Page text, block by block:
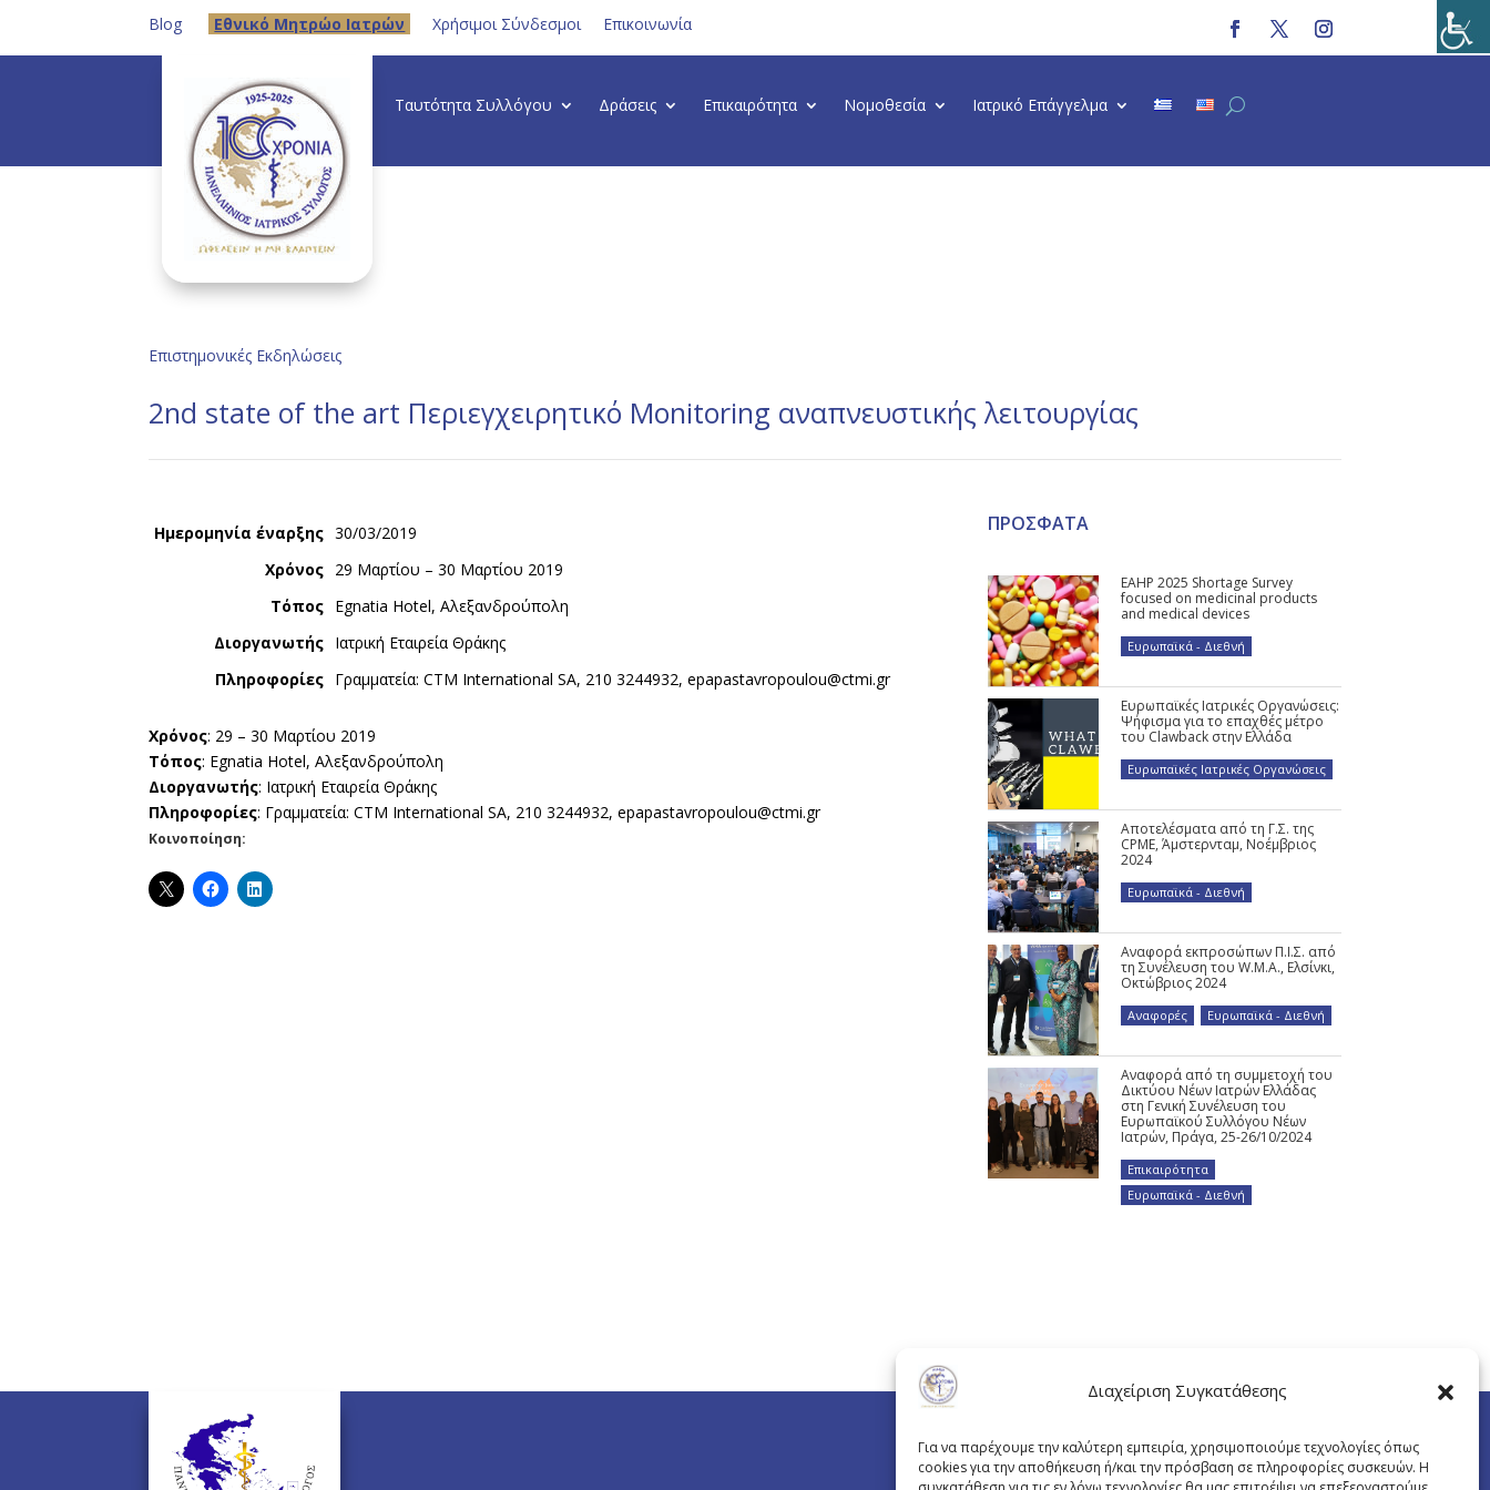
Διαχείριση Συγκατάθεσης
Για να παρέχουμε την καλύτερη εμπειρία, χρησιμοποιούμε τεχνολογίες όπως
cookies για την αποθήκευση ή/και την πρόσβαση σε πληροφορίες συσκευών. Η
Blog Eθνικό Μητρώο Ιατρών Χρήσιμοι Σύνδεσμοι Επικοινωνία
Ταυτότητα Συλλόγου Δράσεις Επικαιρότητα Νομοθεσία Ιατρικό Επάγγελμα
Επιστημονικές Εκδηλώσεις
2nd state of the art Περιεγχειρητικό Monitoring αναπνευστικής λειτουργίας
Ημερομηνία έναρξης 30/03/2019
Χρόνος 29 Μαρτίου – 30 Μαρτίου 2019
Τόπος Egnatia Hotel, Αλεξανδρούπολη
Διοργανωτής Ιατρική Εταιρεία Θράκης
Πληροφορίες Γραμματεία: CTM International SA, 210 3244932, epapastavropoulou@ctmi.gr
Χρόνος: 29 – 30 Μαρτίου 2019
Τόπος: Egnatia Hotel, Αλεξανδρούπολη
Διοργανωτής: Ιατρική Εταιρεία Θράκης
Πληροφορίες: Γραμματεία: CTM International SA, 210 3244932, epapastavropoulou@ctmi.gr
Κοινοποίηση:
ΠΡΟΣΦΑΤΑ
EAHP 2025 Shortage Survey
focused on medicinal products
and medical devices
Ευρωπαϊκά - Διεθνή
Ευρωπαϊκές Ιατρικές Οργανώσεις:
Ψήφισμα για το επαχθές μέτρο
του Clawback στην Ελλάδα
Ευρωπαϊκές Ιατρικές Οργανώσεις
Αποτελέσματα από τη Γ.Σ. της
CPME, Άμστερνταμ, Νοέμβριος
2024
Ευρωπαϊκά - Διεθνή
Αναφορά εκπροσώπων Π.Ι.Σ. από
τη Συνέλευση του W.M.A., Ελσίνκι,
Οκτώβριος 2024
Αναφορές Ευρωπαϊκά - Διεθνή
Αναφορά από τη συμμετοχή του
Δικτύου Νέων Ιατρών Ελλάδας
στη Γενική Συνέλευση του
Ευρωπαϊκού Συλλόγου Νέων
Ιατρών, Πράγα, 25-26/10/2024
Επικαιρότητα
Ευρωπαϊκά - Διεθνή